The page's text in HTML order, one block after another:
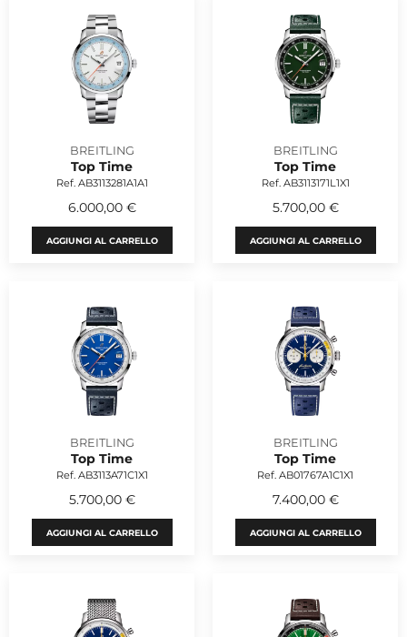
BREITLING
Top Time
Ref. AB3113281A1A1
6.000,00 €
AGGIUNGI AL CARRELLO
BREITLING
Top Time
Ref. AB3113171L1X1
5.700,00 €
AGGIUNGI AL CARRELLO
BREITLING
Top Time
Ref. AB3113A71C1X1
5.700,00 €
AGGIUNGI AL CARRELLO
BREITLING
Top Time
Ref. AB01767A1C1X1
7.400,00 €
AGGIUNGI AL CARRELLO